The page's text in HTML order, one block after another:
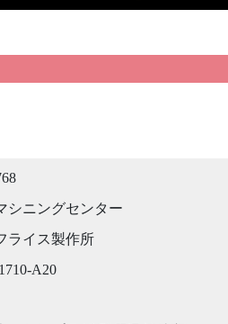
シニングセンター
ライス製作所
A20